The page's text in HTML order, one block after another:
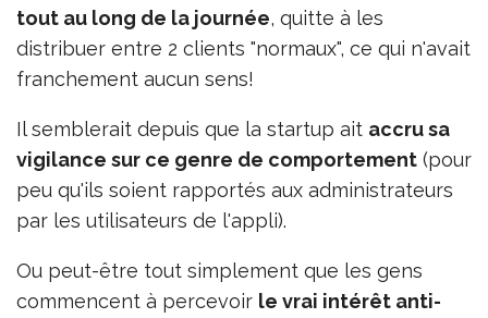
tout au long de la journée, quitte à les
distribuer entre 2 clients "normaux", ce qui n'avait
franchement aucun sens!
Il semblerait depuis que la startup ait accru sa
vigilance sur ce genre de comportement (pour
peu qu'ils soient rapportés aux administrateurs
par les utilisateurs de l'appli).
Ou peut-être tout simplement que les gens
commencent à percevoir le vrai intérêt anti-